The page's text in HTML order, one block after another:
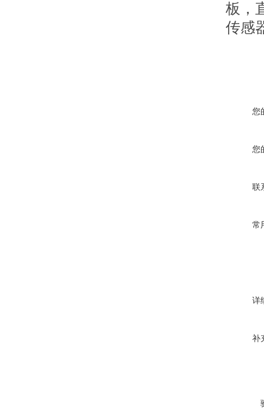
板，
传感
您
您
联
常
详
补